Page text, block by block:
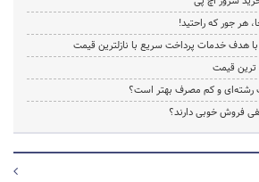
هر جور که راحتید!
هدف خدمات پرداخت سریع با نازلترین قیمت
ترین قیمت
رشته‌ای و کم مصرف بهتر است؟
فروش خوبی دارند؟